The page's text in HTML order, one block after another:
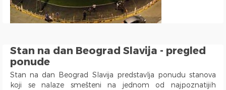
Stari Merkator Novi Beograd
Delta City
Tosin bunar
Park Tašmajdan
Pozeska ulica
Trg Republike
Stan na dan Beograd Slavija - pregled
ponude
Stan na dan Beograd Slavija predstavlja ponudu stanova
koji se nalaze smešteni na jednom od najpoznatijih